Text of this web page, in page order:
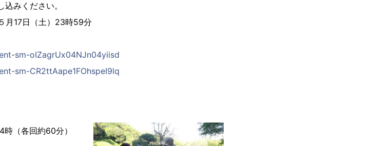
みください。
月17日（土）23時59分
sm-oIZagrUx04NJn04yiisd
sm-CR2ttAape1FOhspeI9lq
（各回約60分）